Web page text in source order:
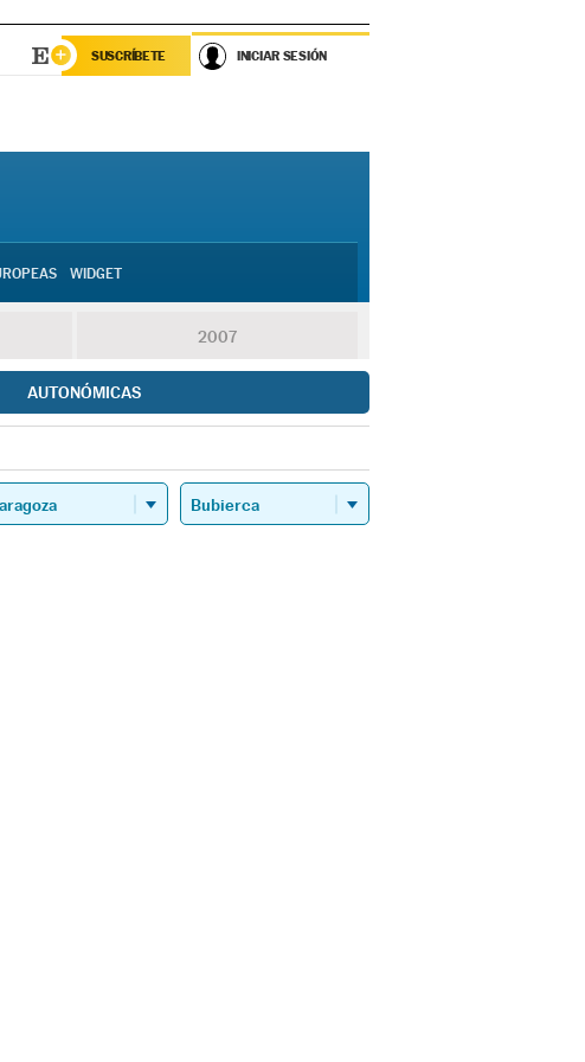
SUSCRÍBETE INICIAR SESIÓN
WIDGET
2007
AUTONÓMICAS